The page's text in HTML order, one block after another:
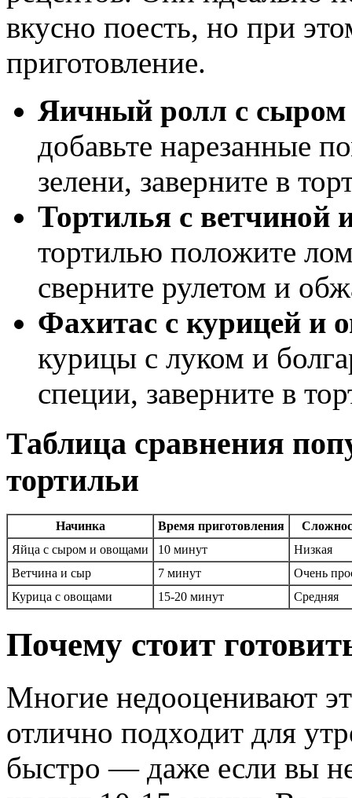
вкусно поесть, но при
приготовление.
Яичный ролл с
добавьте нарезанные
зелени, заверните в
Тортилья с ветчиной
тортилью положите
сверните рулетом и
Фахитас с курицей и
курицы с луком и
специи, заверните в
Таблица сравнения
тортильи
Начинка Время приготовления
Яйца с сыром и овощами
10 минут
Низкая
Ветчина и сыр
7 минут
Очень
Курица с овощами
15-20 минут Средняя
Почему стоит
Многие недооценивают
отлично подходит для
быстро — даже если вы